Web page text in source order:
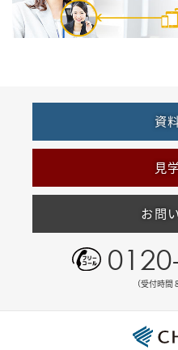
資
見
お問
（受付時間